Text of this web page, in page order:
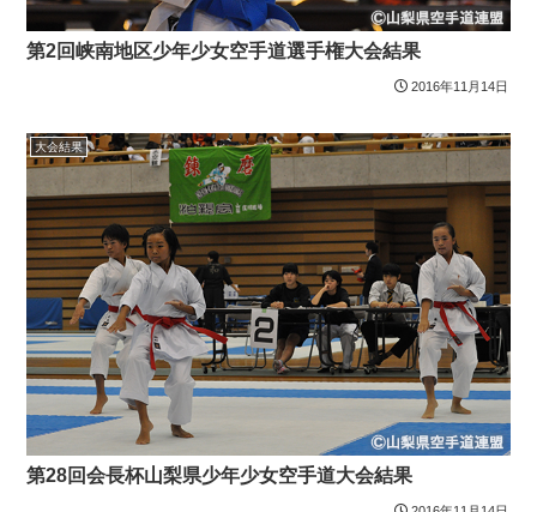
第2回峡南地区少年少女空手道選手権大会結果
2016年11月14日
大会結果
第28回会長杯山梨県少年少女空手道大会結果